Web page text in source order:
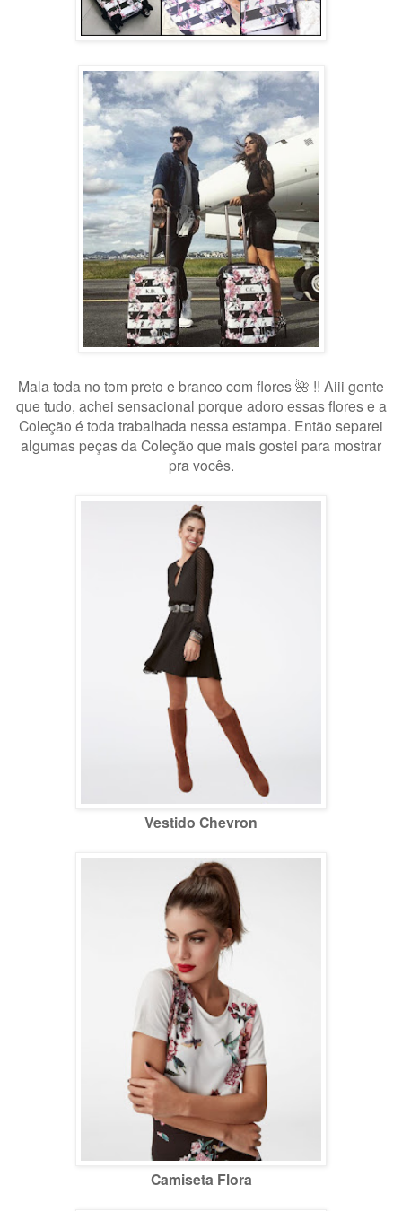
Mala toda no tom preto e branco com flores 🌺 !! Aiii gente
que tudo, achei sensacional porque adoro essas flores e a
Coleção é toda trabalhada nessa estampa. Então separei
algumas peças da Coleção que mais gostei para mostrar
pra vocês.
Vestido Chevron
Camiseta Flora